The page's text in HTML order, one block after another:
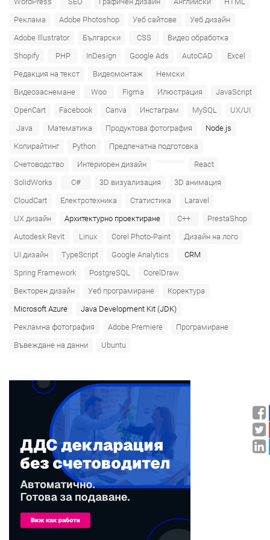
Реклама
Adobe Photoshop Уеб сайтове
Уеб дизайн
Adobe Illustrator
Български CSS
Видео обработка
Shopify
PHP InDesign Google Ads AutoCAD
Excel
Редакция на текст
Видеомонтаж
Немски
Видеозаснемане
Woo Figma Илюстрация
JavaScript
OpenCart
Facebook Canva Инстаграм MySQL
UX/UI
Java
Математика Продуктова фотография
Node.js
Копирайтинг
Python
Предпечатна подготовка
Счетоводство
Интериорен дизайн
React
SolidWorks
C# 3D визуализация
3D анимация
CloudCart
Електротехника Статистика
Laravel
UX дизайн
Архитектурно проектиране C++
PrestaShop
Autodesk Revit
Linux Corel Photo-Paint
Дизайн на лого
UI дизайн
TypeScript Google Analytics
CRM
Spring Framework
PostgreSQL
CorelDraw
Векторен дизайн
Уеб програмиране
Коректура
Microsoft Azure‎
Java Development Kit (JDK)
Рекламна фотография
Adobe Premiere
Програмиране
Въвеждане на данни
Ubuntu
Angular
LESS
Limesurvey
QoneTech